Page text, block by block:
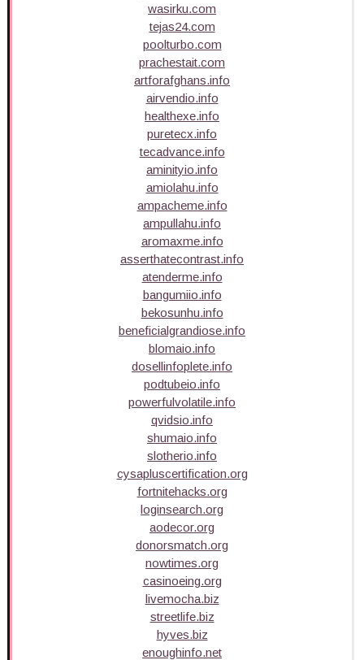
wasirku.com
tejas24.com
poolturbo.com
prachestait.com
artforafghans.info
airvendio.info
healthexe.info
puretecx.info
tecadvance.info
aminityio.info
amiolahu.info
ampacheme.info
ampullahu.info
aromaxme.info
asserthatecontrast.info
atenderme.info
bangumiio.info
bekosunhu.info
beneficialgrandiose.info
blomaio.info
dosellinfoplete.info
podtubeio.info
powerfulvolatile.info
qvidsio.info
shumaio.info
slotherio.info
cysapluscertification.org
fortnitehacks.org
loginsearch.org
aodecor.org
donorsmatch.org
nowtimes.org
casinoeing.org
livemocha.biz
streetlife.biz
hyves.biz
enoughinfo.net